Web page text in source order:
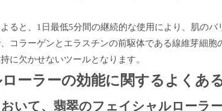
ると、1日最低5分間の継続的な使用により、肌の
コラーゲンとエラスチンの前駆体である線維芽細胞
に欠かせないツールとなります。
ーラーの効能に関する よくあ
いて、翡翠のフェイシャルローラ